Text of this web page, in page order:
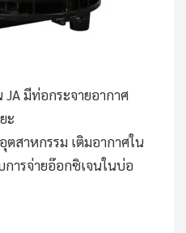
JAมีท่อกระจายอากาศ
ะ
สาหกรรม เติมอากาศใน
ารจ่ายอ๊อกซิเจนในบ่อ